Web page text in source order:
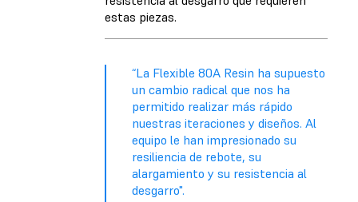
estas piezas.
“La Flexible 80A Resin ha supuesto
un cambio radical que nos ha
permitido realizar más rápido
nuestras iteraciones y diseños. Al
equipo le han impresionado su
resiliencia de rebote, su
alargamiento y su resistencia al
desgarro".